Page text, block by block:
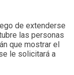
de extenderse
las personas
que mostrar el
le solicitará a